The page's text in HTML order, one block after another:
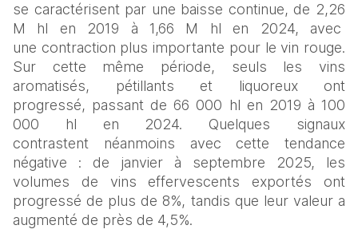
se caractérisent par une baisse continue, de 2,26
M hl en 2019 à 1,66 M hl en 2024, avec
une contraction plus importante pour le vin rouge.
Sur cette même période, seuls les vins
aromatisés, pétillants et liquoreux ont
progressé, passant de 66 000 hl en 2019 à 100
000 hl en 2024. Quelques signaux
contrastent néanmoins avec cette tendance
négative : de janvier à septembre 2025, les
volumes de vins effervescents exportés ont
progressé de plus de 8%, tandis que leur valeur a
augmenté de près de 4,5%.